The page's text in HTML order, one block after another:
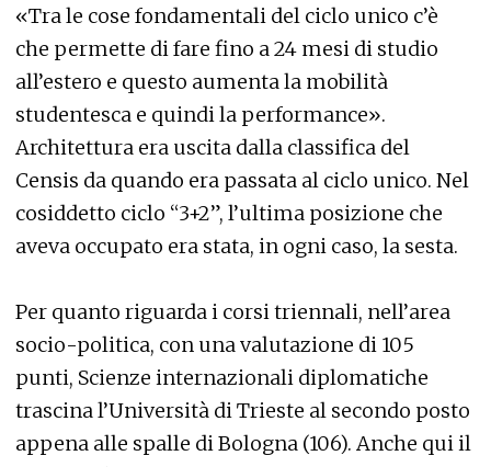
«Tra le cose fondamentali del ciclo unico c’è
che permette di fare fino a 24 mesi di studio
all’estero e questo aumenta la mobilità
studentesca e quindi la performance».
Architettura era uscita dalla classifica del
Censis da quando era passata al ciclo unico. Nel
cosiddetto ciclo “3+2”, l’ultima posizione che
aveva occupato era stata, in ogni caso, la sesta.
Per quanto riguarda i corsi triennali, nell’area
socio-politica, con una valutazione di 105
punti, Scienze internazionali diplomatiche
trascina l’Università di Trieste al secondo posto
appena alle spalle di Bologna (106). Anche qui il